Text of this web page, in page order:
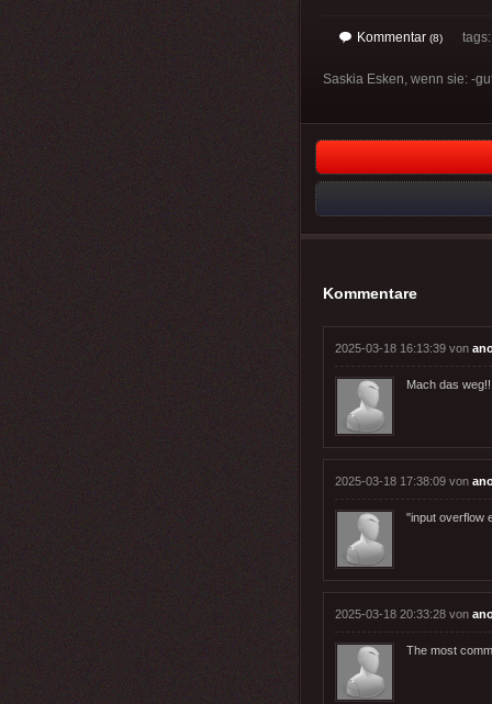
Kommentar (8)
Saskia Esken, wenn sie: -
Kommentare
2025-03-18 16:13:39 von
Mach das
2025-03-18 17:38:09 von
"input overflow
2025-03-18 20:33:28 von
The most